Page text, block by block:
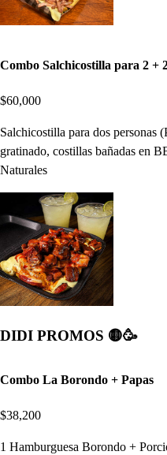
Combo Salchicostilla para 2 +
$60,000
Salchicostilla para dos personas
gratinado, costillas bañadas en
Naturales
DIDI PROMOS 🟡🥳
Combo La Borondo + Papas
$38,200
1 Hamburguesa Borondo +